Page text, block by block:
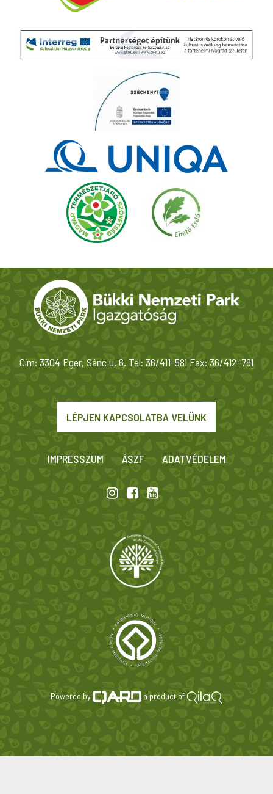
Cím: 3304 Eger, Sánc u. 6. Tel: 36/411-581 Fax: 36/412-791
LÉPJEN KAPCSOLATBA VELÜNK
IMPRESSZUM ÁSZF ADATVÉDELEM
Powered by a product of